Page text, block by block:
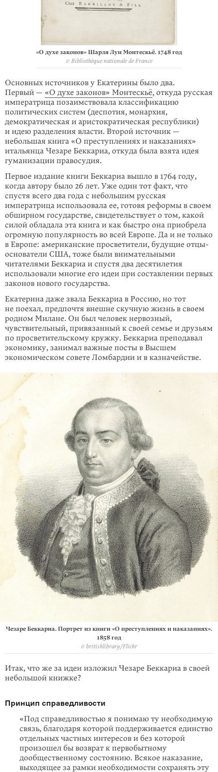
«О духе законов» Шарля Луи Монтескьё. 1748 год
© Bibliothèque nationale de France
Основных источников у Екатерины было два.
Первый — «О духе законов» Монтескьё, откуда русская
императрица позаимствовала классификацию
политических систем (деспотия, монархия,
демократическая и аристократическая республики)
и идею разделения власти. Второй источник —
небольшая книга «О преступлениях и наказаниях»
итальянца Чезаре Беккариа, откуда была взята идея
гуманизации правосудия.
Первое издание книги Беккариа вышло в 1764 году,
когда автору было 26 лет. Уже один тот факт, что
спустя всего два года с небольшим русская
императрица использовала ее, готовя реформы в своем
обширном государстве, свидетельствует о том, какой
силой обладала эта книга и как быстро она приобрела
огромную популярность во всей Европе. Да и не только
в Европе: американские просветители, будущие отцы-
основатели США, тоже были внимательными
читателями Беккариа и спустя два десятилетия
использовали многие его идеи при составлении первых
законов нового государства.
Екатерина даже звала Беккариа в Россию, но тот
не поехал, предпочтя внешне скучную жизнь в своем
родном Милане. Он был человек нервозный,
чувствительный, привязанный к своей семье и друзьям
по просветительскому кружку. Беккариа преподавал
экономику, занимал важные посты в Высшем
экономическом совете Ломбардии и в казначействе.
Чезаре Беккариа. Портрет из книги «О преступлениях и наказаниях».
1858 год
© britishlibrary/Flickr
Итак, что же за идеи изложил Чезаре Беккариа в своей
небольшой книжке?
Принцип справедливости
«Под справедливостью я понимаю ту необходимую
связь, благодаря которой поддерживается единство
отдельных частных интересов и без которой
произошел бы возврат к первобытному
дообщественному состоянию. Всякое наказание,
выходящее за рамки необходимости сохранять эту